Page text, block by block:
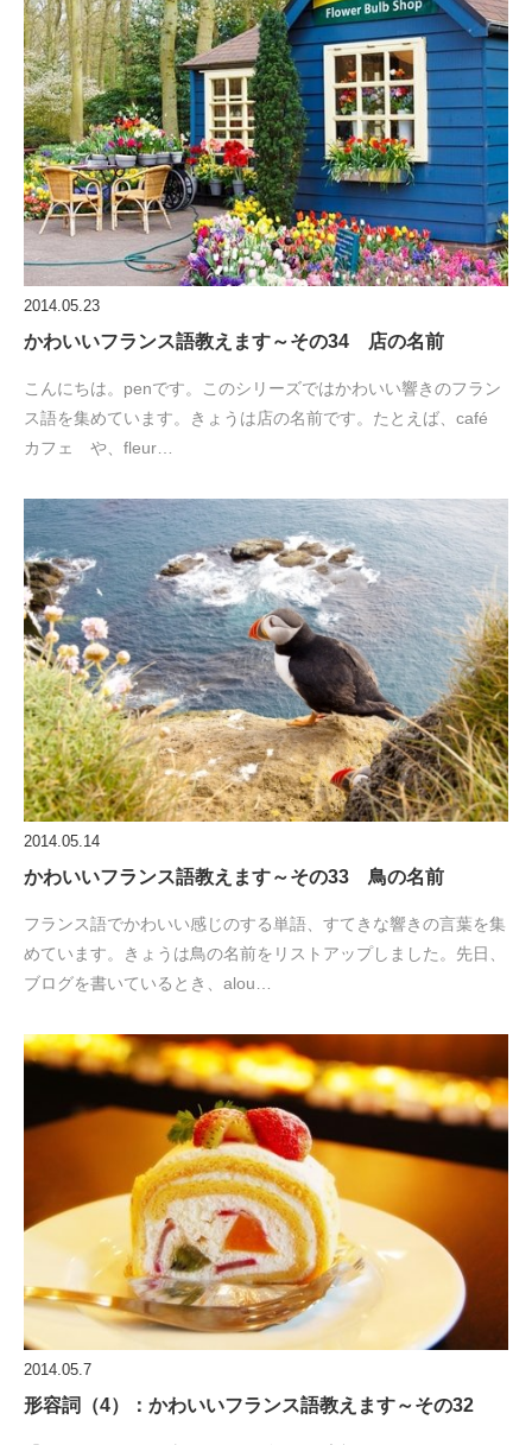
2014.05.23
かわいいフランス語教えます～その34 店の名前
こんにちは。penです。このシリーズではかわいい響きのフラン
ス語を集めています。きょうは店の名前です。たとえば、café
カフェ や、fleur…
2014.05.14
かわいいフランス語教えます～その33 鳥の名前
フランス語でかわいい感じのする単語、すてきな響きの言葉を集
めています。きょうは鳥の名前をリストアップしました。先日、
ブログを書いているとき、alou…
2014.05.7
形容詞（4）：かわいいフランス語教えます～その32